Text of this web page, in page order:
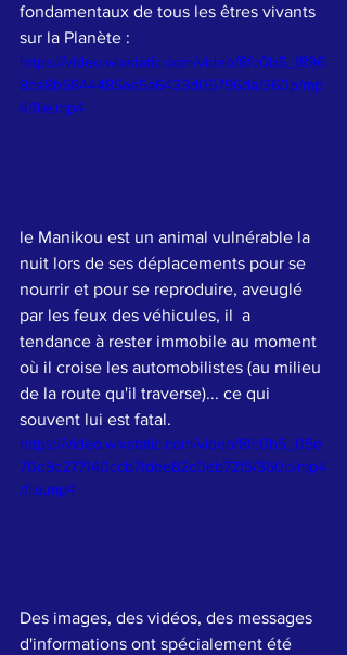
fondamentaux de tous les êtres vivants
sur la Planète :
https://video.wixstatic.com/video/8fc0b5_f896
8ce8b5844485ae5a6433d05796da/360p/mp
4/file.mp4
le Manikou est un animal vulnérable la
nuit lors de ses déplacements pour se
nourrir et pour se reproduire, aveuglé
par les feux des véhicules, il  a
tendance à rester immobile au moment
où il croise les automobilistes (au milieu
de la route qu'il traverse)... ce qui
souvent lui est fatal.
https://video.wixstatic.com/video/8fc0b5_05e
70d9c277140ccb7fdee82c0eb72f5/360p/mp4
/file.mp4
Des images, des vidéos, des messages
d'informations ont spécialement été